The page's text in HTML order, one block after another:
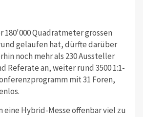
180'000 Quadratmeter grossen
gelaufen hat, dürfte darüber
noch mehr als 230 Aussteller
Referate an, weiter rund 3500 1:1-
mit 31 Foren,
Hybrid-Messe offenbar viel zu